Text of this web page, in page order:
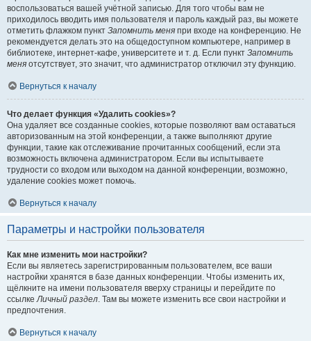
воспользоваться вашей учётной записью. Для того чтобы вам не
приходилось вводить имя пользователя и пароль каждый раз, вы можете
отметить флажком пункт Запомнить меня при входе на конференцию. Не
рекомендуется делать это на общедоступном компьютере, например в
библиотеке, интернет-кафе, университете и т. д. Если пункт Запомнить
меня отсутствует, это значит, что администратор отключил эту функцию.
Вернуться к началу
Что делает функция «Удалить cookies»?
Она удаляет все созданные cookies, которые позволяют вам оставаться
авторизованным на этой конференции, а также выполняют другие
функции, такие как отслеживание прочитанных сообщений, если эта
возможность включена администратором. Если вы испытываете
трудности со входом или выходом на данной конференции, возможно,
удаление cookies может помочь.
Вернуться к началу
Параметры и настройки пользователя
Как мне изменить мои настройки?
Если вы являетесь зарегистрированным пользователем, все ваши
настройки хранятся в базе данных конференции. Чтобы изменить их,
щёлкните на имени пользователя вверху страницы и перейдите по
ссылкеЛичный раздел. Там вы можете изменить все свои настройки и
предпочтения.
Вернуться к началу